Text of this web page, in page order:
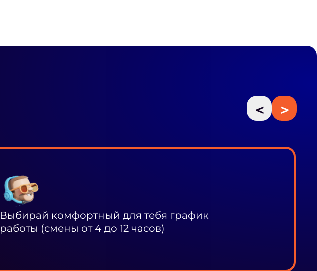
< >
Выбирай комфортный для тебя график
работы (смены от 4 до 12 часов)